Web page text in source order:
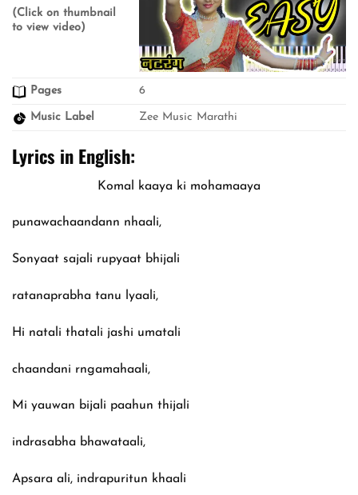
(Click on thumbnail
to view video)
Pages 6
Music Label Zee Music Marathi
Lyrics in English:
Komal kaaya ki mohamaaya
punawachaandann nhaali,
Sonyaat sajali rupyaat bhijali
rat‍anaprabha tanu lyaali,
Hi natali thatali jashi umatali
chaandani rngamahaali,
Mi yauwan bijali paahun thijali
indrasabha bhawataali,
Apsara ali, indrapuritun khaali